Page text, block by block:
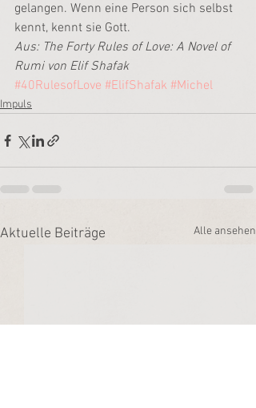
gelangen. Wenn eine Person sich selbst
kennt, kennt sie Gott.
Aus: The Forty Rules of Love: A Novel of
Rumi von Elif Shafak
#40RulesofLove #ElifShafak #Michel
Impuls
Aktuelle Beiträge Alle ansehen